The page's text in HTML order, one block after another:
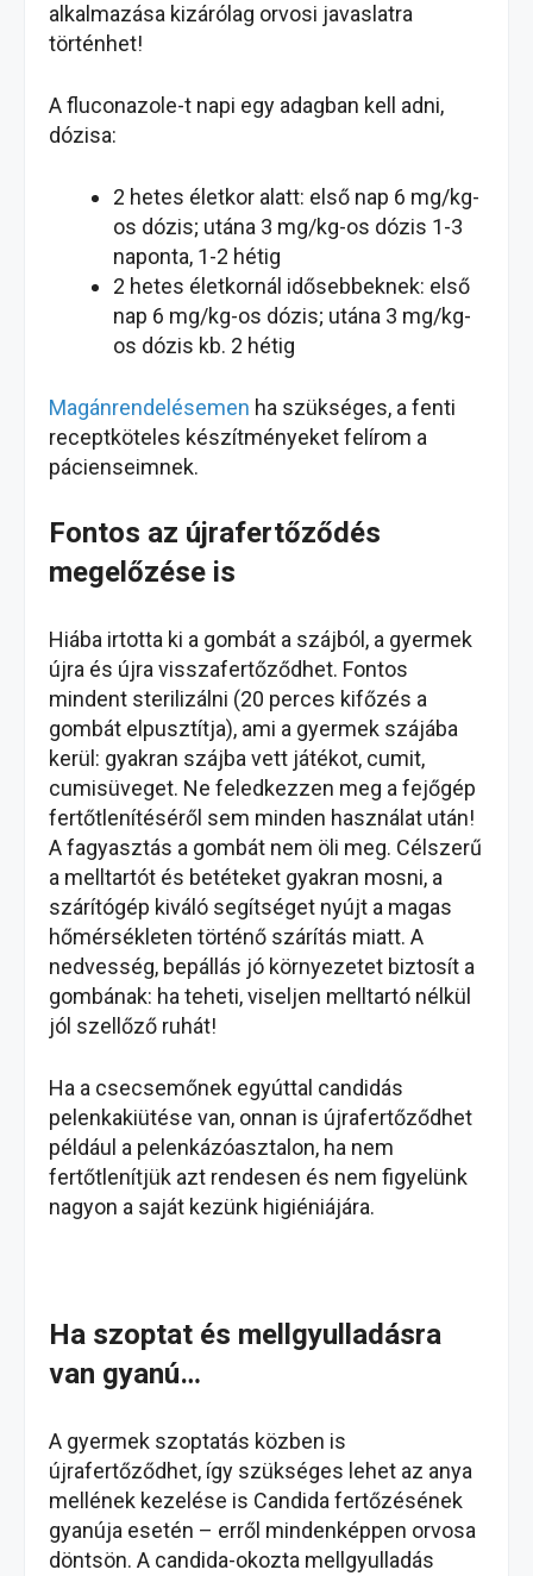
alkalmazása kizárólag orvosi javaslatra
történhet!
A fluconazole-t napi egy adagban kell adni,
dózisa:
2 hetes életkor alatt: első nap 6 mg/kg-
os dózis; utána 3 mg/kg-os dózis 1-3
naponta, 1-2 hétig
2 hetes életkornál idősebbeknek: első
nap 6 mg/kg-os dózis; utána 3 mg/kg-
os dózis kb. 2 hétig
Magánrendelésemen ha szükséges, a fenti
receptköteles készítményeket felírom a
pácienseimnek.
Fontos az újrafertőződés
megelőzése is
Hiába irtotta ki a gombát a szájból, a gyermek
újra és újra visszafertőződhet. Fontos
mindent sterilizálni (20 perces kifőzés a
gombát elpusztítja), ami a gyermek szájába
kerül: gyakran szájba vett játékot, cumit,
cumisüveget. Ne feledkezzen meg a fejőgép
fertőtlenítéséről sem minden használat után!
A fagyasztás a gombát nem öli meg. Célszerű
a melltartót és betéteket gyakran mosni, a
szárítógép kiváló segítséget nyújt a magas
hőmérsékleten történő szárítás miatt. A
nedvesség, bepállás jó környezetet biztosít a
gombának: ha teheti, viseljen melltartó nélkül
jól szellőző ruhát!
Ha a csecsemőnek egyúttal candidás
pelenkakiütése van, onnan is újrafertőződhet
például a pelenkázóasztalon, ha nem
fertőtlenítjük azt rendesen és nem figyelünk
nagyon a saját kezünk higiéniájára.
Ha szoptat és mellgyulladásra
van gyanú…
A gyermek szoptatás közben is
újrafertőződhet, így szükséges lehet az anya
mellének kezelése is Candida fertőzésének
gyanúja esetén – erről mindenképpen orvosa
döntsön. A candida-okozta mellgyulladás